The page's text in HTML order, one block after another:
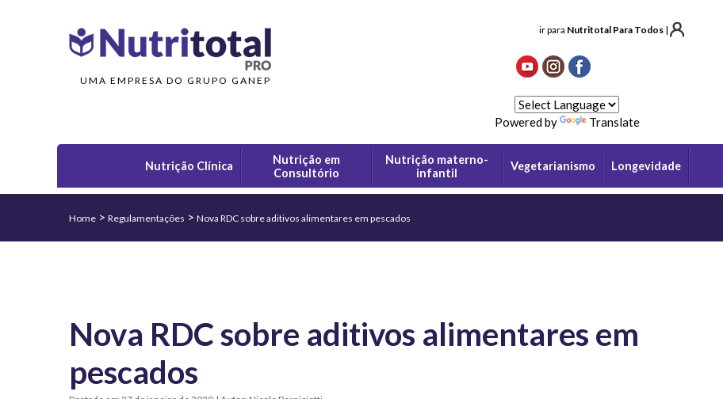
UMA EMPRESA DO GRUPO GANEP
Powered by Translate
ir para Nutritotal Para Todos |
Nutrição Clínica
Nutrição em
Consultório
Nutrição materno-
infantil
Vegetarianismo Longevidade
Home > Regulamentações > Nova RDC sobre aditivos alimentares em pescados
Nova RDC sobre aditivos alimentares em
pescados